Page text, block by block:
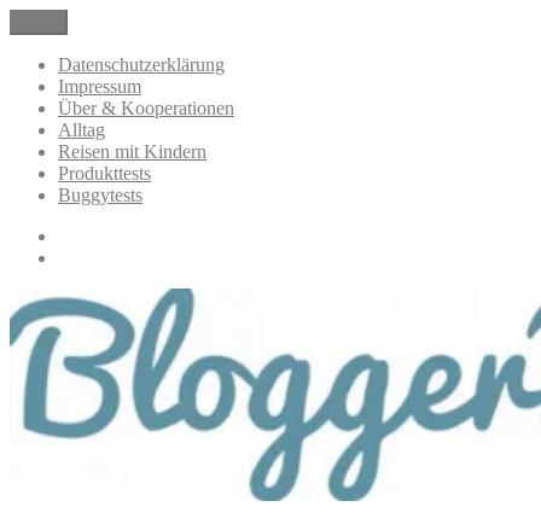
Inhalt
springen
BloggerMumOf3Boys Mamablog
Mamablog über das Leben mit drei Kindern mit Produkttests und
Alltagsthemen
Datenschutzerklärung
Impressum
Über & Kooperationen
Alltag
Reisen mit Kindern
Produkttests
Buggytests